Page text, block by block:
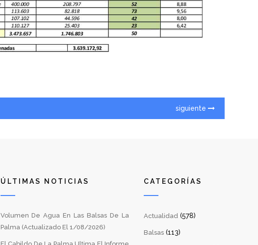
siguiente
ÚLTIMAS NOTICIAS
Volumen De Agua En Las Balsas De La
Palma (Actualizado El 1/08/2026)
CATEGORÍAS
Actualidad (578)
Balsas (113)